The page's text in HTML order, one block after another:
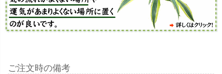
ご注文時の備考